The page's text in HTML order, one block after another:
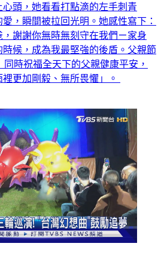
頭，她看看打點滴的左手刺青
愛，瞬間被拉回光明。她感性寫下：
，謝謝你無時無刻守在我們ㄧ家身
候，成為我最堅強的後盾。父親節
同時祝福全天下的父親健康平安，
裡更加剛毅、無所畏懼」。